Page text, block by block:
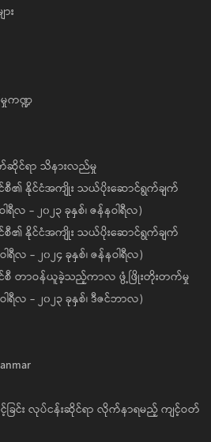
း
မှုကဏ္ဍ
င်ရာ သိနားလည်မှု
စီ၏ နိုင်ငံအကျိုး သယ်ပိုးဆောင်ရွက်ချက်
ရီလ - ၂၀၂၃ ခုနှစ်၊ ဇန်နဝါရီလ)
စီ၏ နိုင်ငံအကျိုး သယ်ပိုးဆောင်ရွက်ချက်
ရီလ - ၂၀၂၄ ခုနှစ်၊ ဇန်နဝါရီလ)
င်စီ တာဝန်ယူခဲ့သည့်ကာလ ဖွံ့ဖြိုးတိုးတက်မှု
ါရီလ - ၂၀၂၃ ခုနှစ်၊ ဒီဇင်ဘာလ)
ြင်း လုပ်ငန်းဆိုင်ရာ လိုက်နာရမည့် ကျင့်ဝတ်